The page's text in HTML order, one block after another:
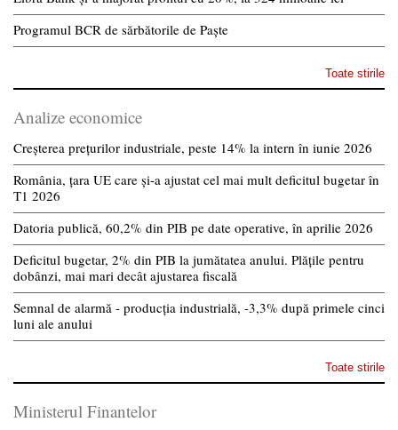
Programul BCR de sărbătorile de Paște
Toate stirile
Analize economice
Creșterea prețurilor industriale, peste 14% la intern în iunie 2026
România, țara UE care și-a ajustat cel mai mult deficitul bugetar în
T1 2026
Datoria publică, 60,2% din PIB pe date operative, în aprilie 2026
Deficitul bugetar, 2% din PIB la jumătatea anului. Plățile pentru
dobânzi, mai mari decât ajustarea fiscală
Semnal de alarmă - producția industrială, -3,3% după primele cinci
luni ale anului
Toate stirile
Ministerul Finantelor